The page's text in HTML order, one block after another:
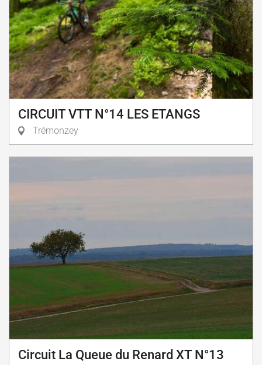
CIRCUIT VTT N°14 LES ETANGS
Trémonzey
Circuit La Queue du Renard XT N°13